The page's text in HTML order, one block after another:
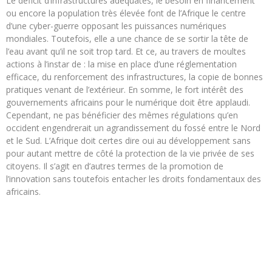
ou encore la population très élevée font de l’Afrique le centre
d’une cyber-guerre opposant les puissances numériques
mondiales. Toutefois, elle a une chance de se sortir la tête de
l’eau avant qu’il ne soit trop tard. Et ce, au travers de moultes
actions à l’instar de : la mise en place d’une réglementation
efficace, du renforcement des infrastructures, la copie de bonnes
pratiques venant de l’extérieur. En somme, le fort intérêt des
gouvernements africains pour le numérique doit être applaudi.
Cependant, ne pas bénéficier des mêmes régulations qu’en
occident engendrerait un agrandissement du fossé entre le Nord
et le Sud. L’Afrique doit certes dire oui au développement sans
pour autant mettre de côté la protection de la vie privée de ses
citoyens. Il s’agit en d’autres termes de la promotion de
l’innovation sans toutefois entacher les droits fondamentaux des
africains.